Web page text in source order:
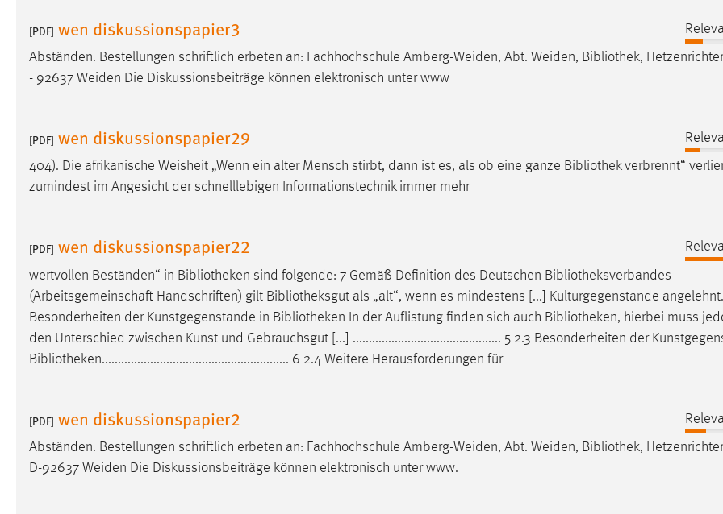
[PDF] wen diskussionspapier3
Abständen. Bestellungen schriftlich erbeten an: Fachhochschule Amberg-Weiden, Abt. Weiden, Bibliothek,
- 92637 Weiden Die Diskussionsbeiträge können elektronisch unter www
[PDF] wen diskussionspapier29
404). Die afrikanische Weisheit „Wenn ein alter Mensch stirbt, dann ist es, als ob eine ganze Bibliothekverbrennt“
zumindest im Angesicht der schnelllebigen Informationstechnik immer mehr
[PDF] wen diskussionspapier22
wertvollen Beständen“ in Bibliotheken sind folgende: 7 Gemäß Definition des Deutschen Bibliotheksverbandes
(Arbeitsgemeinschaft Handschriften) gilt Bibliotheksgut als „alt“, wenn es mindestens [...] Kulturgegenstände
Besonderheiten der Kunstgegenstände in Bibliotheken In der Auflistung finden sich auch Bibliotheken, hierbei muss
den Unterschied zwischen Kunst und Gebrauchsgut [...] .............................................. 5 2.3 Besonderheiten der
Bibliotheken.......................................................... 6 2.4 Weitere Herausforderungen für
[PDF] wen diskussionspapier2
Abständen. Bestellungen schriftlich erbeten an: Fachhochschule Amberg-Weiden, Abt. Weiden, Bibliothek,
D-92637 Weiden Die Diskussionsbeiträge können elektronisch unter www.
Cookie Laufzeit: MibewSessionID, mibew-chat-frame-
style-5e9dbeb1811c0446 =
Jahre, MIBEW_UserID = 1 Jahr
Login
Name: fe_user, be_user, be_lastLoginProvider
Zweck:
Dieser Cookie ist notwendig um sich an
Cookie Laufzeit: 24 Stunden
STATISTIK
Statistik Cookies erfassen Informationen anonym.
Diese Informationen helfen uns zu verstehen, wie
Matomo
Name: _pk_ref, _pk_cvar, _pk_id, _pk_ses
Zweck: Zugriffsstatistik